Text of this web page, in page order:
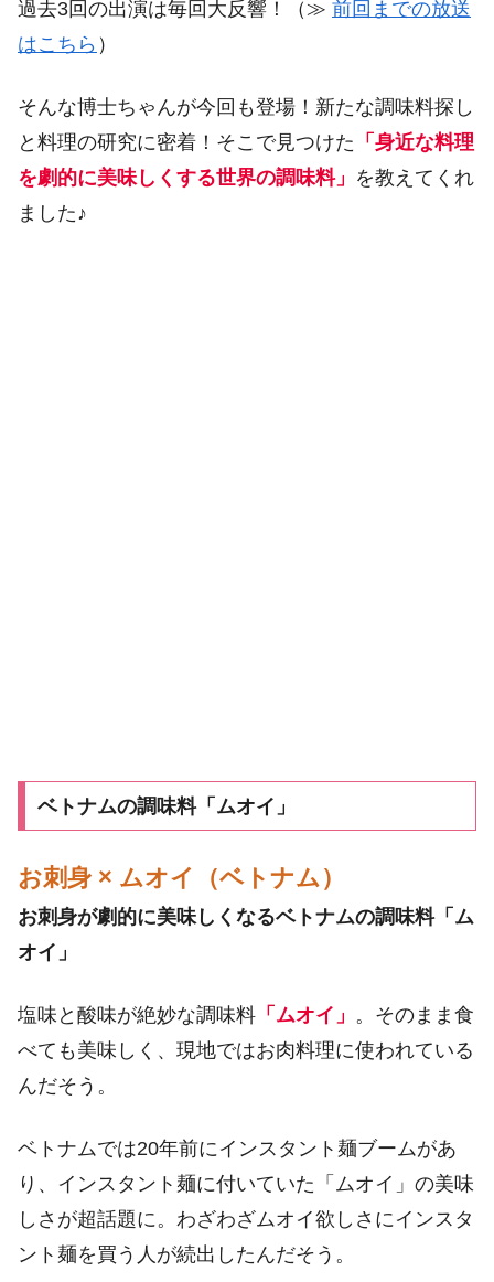
過去3回の出演は毎回大反響！（≫ 前回までの放送
はこちら ）
そんな博士ちゃんが今回も登場！新たな調味料探し
と料理の研究に密着！そこで見つけた 「身近な料理
を劇的に美味しくする世界の調味料」 を教えてくれ
ました♪
ベトナムの調味料「ムオイ」
お刺身 × ムオイ（ベトナム）
お刺身が劇的に美味しくなるベトナムの調味料「ム
オイ」
塩味と酸味が絶妙な調味料 「ムオイ」 。そのまま食
べても美味しく、現地ではお肉料理に使われている
んだそう。
ベトナムでは20年前にインスタント麺ブームがあ
り、インスタント麺に付いていた「ムオイ」の美味
しさが超話題に。わざわざムオイ欲しさにインスタ
ント麺を買う人が続出したんだそう。